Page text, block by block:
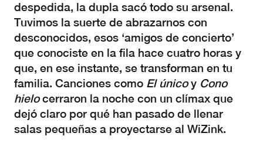
despedida, la dupla sacó todo su arsenal.
Tuvimos la suerte de abrazarnos con
desconocidos, esos ‘amigos de concierto’
que conociste en la fila hace cuatro horas y
que, en ese instante, se transforman en tu
familia. Canciones como El únicoy Cono
hielocerraron la noche con un clímax que
dejó claro por qué han pasado de llenar
salas pequeñas a proyectarse al WiZink.